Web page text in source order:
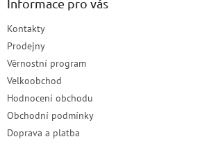
Informace pro vás
Kontakty
Prodejny
Věrnostní program
Velkoobchod
Hodnocení obchodu
Obchodní podmínky
Doprava a platba